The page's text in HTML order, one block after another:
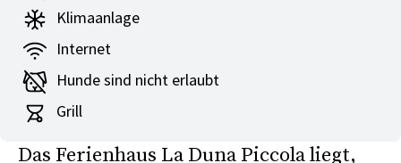
Klimaanlage
Internet
Hunde sind nicht erlaubt
Grill
Das Ferienhaus La Duna Piccola liegt,